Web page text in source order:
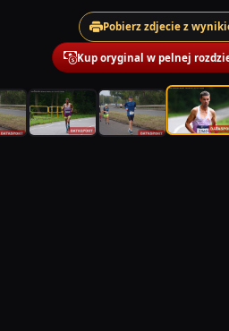
Pobierz zdjecie z
Kup oryginal w pelnej